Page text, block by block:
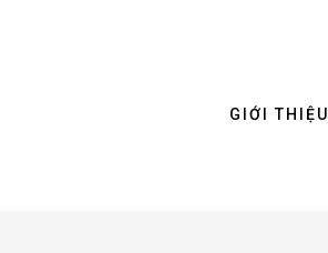
GIỚI THIỆU